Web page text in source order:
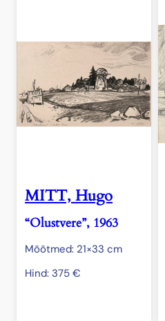
MITT, Hugo
“Olustvere”, 1963
Mõõtmed: 21×33 cm
Hind: 375 €